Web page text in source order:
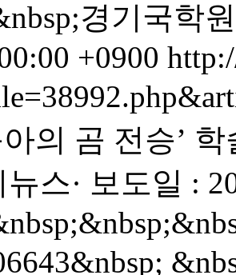
경기국학
+0900
아의 곰 전승’
스· 보도일 :